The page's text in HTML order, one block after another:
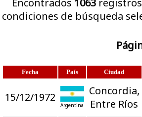
condiciones de búsqueda
Fecha País Ciudad
15/12/1972
Argentina
Concordia,
Entre Ríos